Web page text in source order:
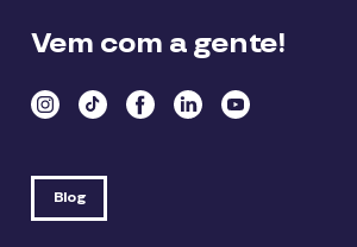
Vem com a gente!
Blog